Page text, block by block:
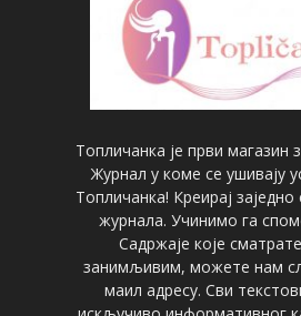
Топличанка је први магазин
Журнал у коме се ушивају
Топличанка! Креирај
журнала. Учинимо га
Садржаје које
занимљивим, можете нам
маил адресу. Сви